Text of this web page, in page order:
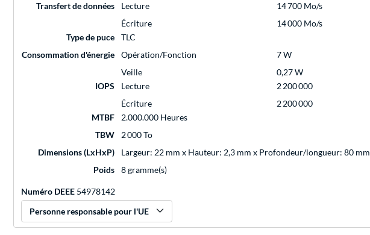
Transfert de données
Lecture
14 700 Mo/s
Écriture
14 000 Mo/s
Type de puce
TLC
Consommation d'énergie
Opération/Fonction
7 W
Veille
0,27 W
IOPS
Lecture
2 200 000
Écriture
2 200 000
MTBF
2.000.000 Heures
TBW
2 000 To
Dimensions (LxHxP)
Largeur: 22 mm x Hauteur: 2,3 mm x Profondeur/longueur: 80 mm
Poids
8 gramme(s)
Numéro DEEE 54978142
Personne responsable pour l'UE